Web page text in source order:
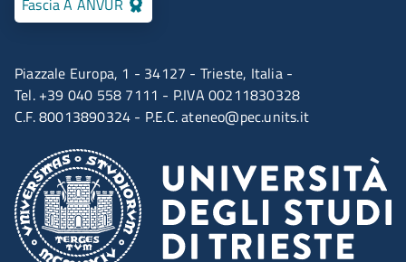
Piazzale Europa, 1 - 34127 - Trieste, Italia -
Tel. +39 040 558 7111 - P.IVA 00211830328
C.F. 80013890324 - P.E.C.ateneo@pec.units.it
Fascia A ANVUR